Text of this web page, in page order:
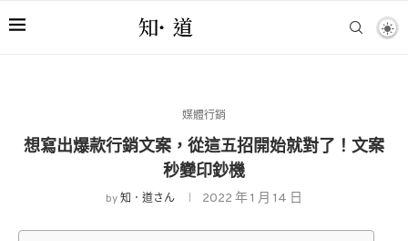
媒體行銷
想寫出爆款行銷文案，從這五招開始就對了！文案
秒變印鈔機
by知．道さん 2022 年 1 月 14 日